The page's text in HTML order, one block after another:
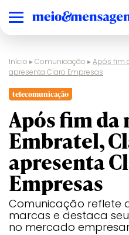
Início ▸Comunicação ▸Após fim
apresenta Claro Empresas
telecomunicação
Após fim da
Embratel,
apresenta
Empresas
Comunicação reflete
marcas e destaca
no mercado